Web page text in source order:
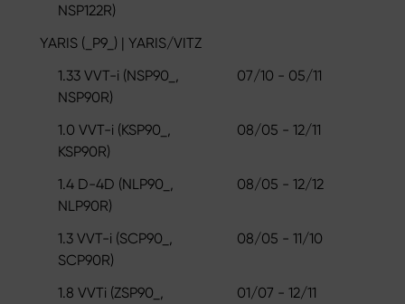
NSP122R)
YARIS (_P9_) | YARIS/VITZ
1.33 VVT-i (NSP90_,
NSP90R)
07/10 - 05/11
1.0 VVT-i (KSP90_,
KSP90R)
08/05 - 12/11
1.4 D-4D (NLP90_,
NLP90R)
08/05 - 12/12
1.3 VVT-i (SCP90_,
SCP90R)
08/05 - 11/10
1.8 VVTi (ZSP90_,
01/07 - 12/11